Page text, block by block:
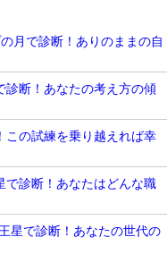
月で診断！ありのままの自
診断！あなたの考え方の傾
この試練を乗り越えれば幸
で診断！あなたはどんな職
星で診断！あなたの世代の